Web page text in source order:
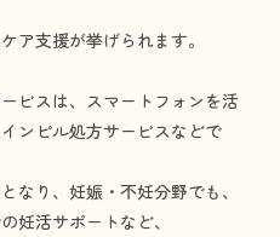
ア支援が挙げられます。
ビスは、スマートフォンを活
ンピル処方サービスなどで
なり、妊娠・不妊分野でも、
妊活サポートなど、